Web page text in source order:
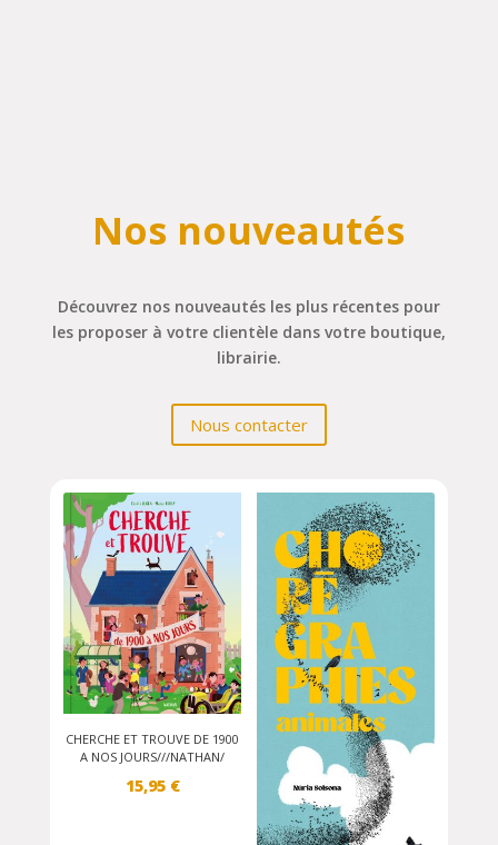
Nos nouveautés
Découvrez nos nouveautés les plus récentes pour
les proposer à votre clientèle dans votre boutique,
librairie.
Nous contacter
CHERCHE ET TROUVE DE 1900
A NOS JOURS///NATHAN/
15,95 €